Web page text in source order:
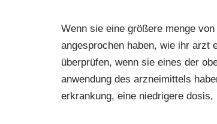
Wenn sie eine größere menge
angesprochen haben, wie ihr arzt
überprüfen, wenn sie eines der
anwendung des arzneimittels
erkrankung, eine niedrigere